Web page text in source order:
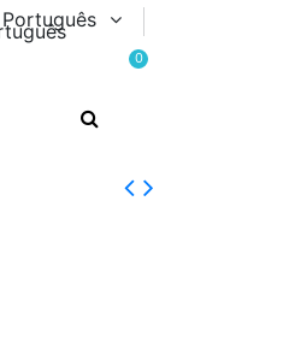
Português
0